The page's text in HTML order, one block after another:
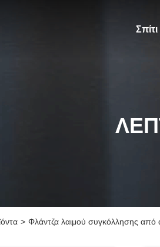
Σπίτι
> Φλάντζα λαιμού συγκόλλησης